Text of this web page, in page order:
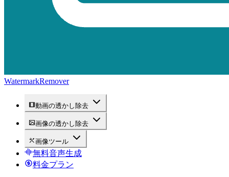
WatermarkRemover
動画の透かし除去
画像の透かし除去
画像ツール
無料音声生成
料金プラン